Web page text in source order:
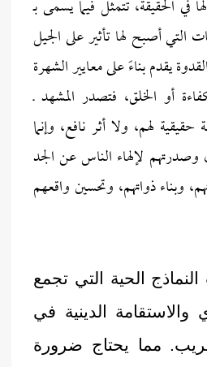
في الحقيقة، تتمثل فيما يسمى بـ
التي أصبح لها تأثير على الجيل
يقدم بناءً على معايير الشهرة
أو الخلق، فتصدر المشهد ـ
لهم، ولا أثر نافع، وإنما
لإلهاء الناس عن الجد
وبناء ذواتهم، وتحسين واقعهم
الحية التي تجمع
والاستقامة الدينية في
مما يحتاج ضرورة